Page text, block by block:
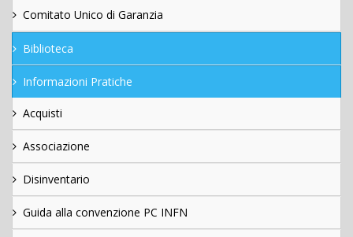
Comitato Unico di Garanzia
Biblioteca
Informazioni Pratiche
Acquisti
Associazione
Disinventario
Guida alla convenzione PC INFN